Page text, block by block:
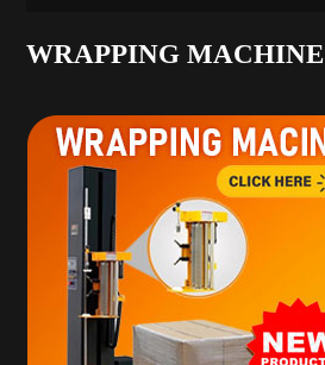
WRAPPING MACHINE